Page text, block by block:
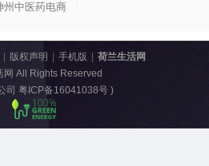
州中医药电商
版权声明 手机版
荷兰生活网
网 All Rights Reserved
司 粤ICP备16041038号)